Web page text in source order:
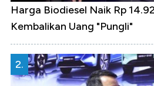
Harga Biodiesel Naik Rp
Kembalikan Uang "Pungli"
2.